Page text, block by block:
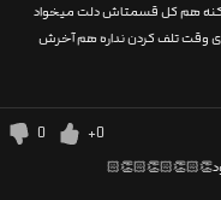
هم کل قسمتاش دلت میخواد
وقت تلف کردن نداره هم آخرش
+0
0